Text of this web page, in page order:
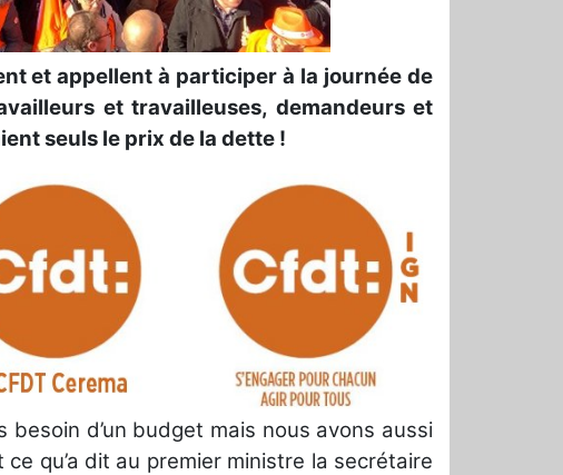
et appellent à participer à la journée de
et travailleuses, demandeurs et
seuls le prix de la dette !
d’un budget mais nous avons aussi
qu’a dit au premier ministre la secrétaire